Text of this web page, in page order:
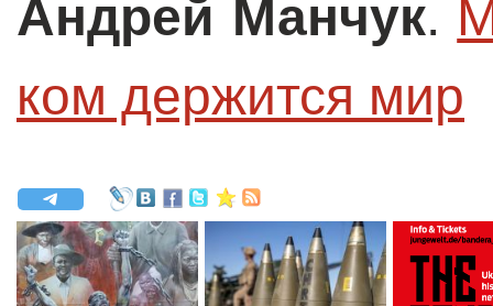
Андрей Манчук.
ком держится мир